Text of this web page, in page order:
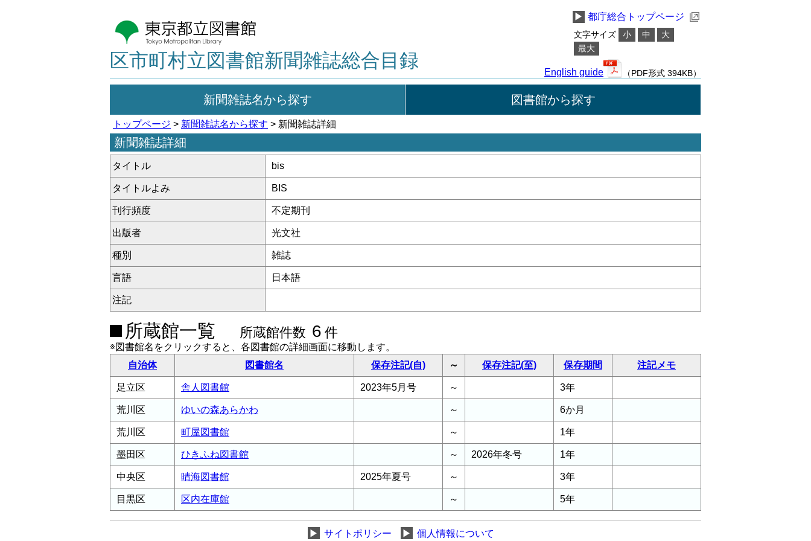
区市町村立図書館新聞雑誌総合目録
▶ 都庁総合トップページ
文字サイズ 小 中
大
最大
English guide （PDF形式 394KB）
新聞雑誌名から探す 図書館から探す
トップページ > 新聞雑誌名から探す > 新聞雑誌詳細
新聞雑誌詳細
タイトル bis
タイトルよみ BIS
刊行頻度 不定期刊
出版者 光文社
種別 雑誌
言語 日本語
注記
所蔵館一覧 所蔵館件数 6 件
※図書館名をクリックすると、各図書館の詳細画面に移動します。
自治体
図書館名 保存注記(自) ～ 保存注記(至) 保存期間 注記メモ
足立区 舎人図書館 2023年5月号 ～ 3年
荒川区 ゆいの森あらかわ ～ 6か月
荒川区 町屋図書館 ～ 1年
墨田区 ひきふね図書館 ～ 2026年冬号 1年
中央区 晴海図書館 2025年夏号 ～ 3年
目黒区 区内在庫館 ～ 5年
▶ サイトポリシー ▶ 個人情報について